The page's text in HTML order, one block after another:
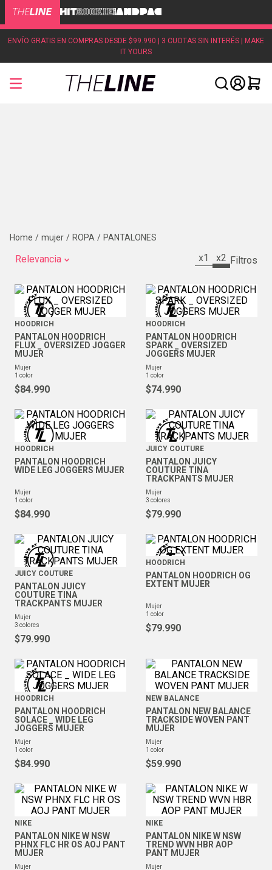
ENVÍO GRATIS EN COMPRAS DESDE $99.990 | 3 CUOTAS SIN INTERÉS | MAKE
IT YOURS
mujer ROPA PANTALONES
Relevancia x1 x2
HOODRICH
PANTALON HOODRICH
FLUX _ OVERSIZED JOGGER
MUJER
mujer
1 color
$84.990
HOODRICH
PANTALON HOODRICH
SPARK _ OVERSIZED
JOGGERS MUJER
mujer
1 color
$74.990
HOODRICH
PANTALON HOODRICH
WIDE LEG JOGGERS MUJER
mujer
1 color
$84.990
JUICY COUTURE
PANTALON JUICY
COUTURE TINA
TRACKPANTS MUJER
mujer
3 colores
$79.990
JUICY COUTURE
PANTALON JUICY
COUTURE TINA
TRACKPANTS MUJER
mujer
3 colores
$79.990
HOODRICH
PANTALON HOODRICH OG
EXTENT MUJER
mujer
1 color
$79.990
HOODRICH
PANTALON HOODRICH
SOLACE _ WIDE LEG
JOGGERS MUJER
mujer
1 color
$84.990
NEW BALANCE
PANTALON NEW BALANCE
TRACKSIDE WOVEN PANT
MUJER
mujer
1 color
$59.990
NIKE
PANTALON NIKE W NSW
PHNX FLC HR OS AOJ PANT
MUJER
mujer
NIKE
PANTALON NIKE W NSW
TREND WVN HBR AOP
PANT MUJER
mujer